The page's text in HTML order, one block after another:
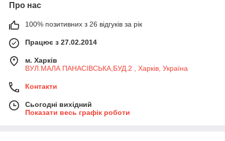
Про нас
100% позитивних з 26 відгуків за рік
Працює з 27.02.2014
м. Харків
ВУЛ.МАЛА ПАНАСІВСЬКА,БУД.2 , Харків, Україна
Контакти
Сьогодні вихідний
Показати весь графік роботи